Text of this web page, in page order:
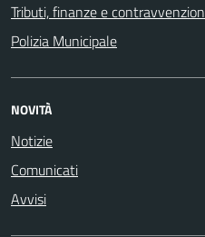
Tributi, finanze e
Polizia Municipale
NOVITÀ
Notizie
Comunicati
Avvisi